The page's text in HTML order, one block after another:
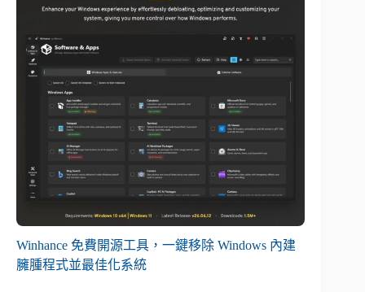
Winhance 免費開源工具，一鍵移除 Windows 內建
臃腫程式並最佳化系統